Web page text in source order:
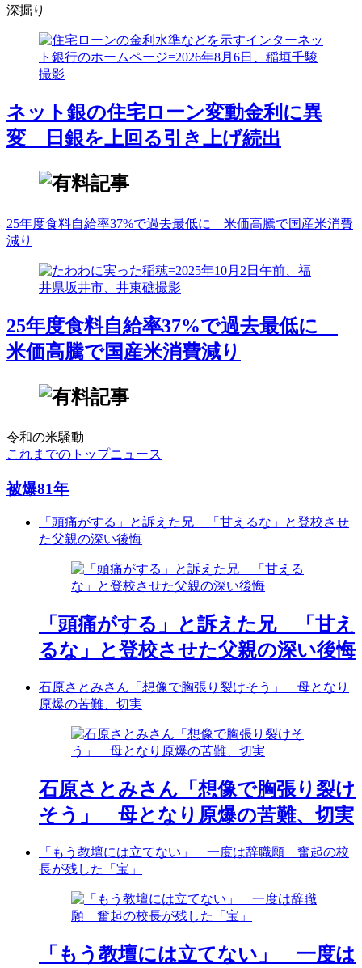
深掘り
ネット銀の住宅ローン変動金利に異
変 日銀を上回る引き上げ続出
25年度食料自給率37%で過去最低に 米価高騰で国産米消費
減り
25年度食料自給率37%で過去最低に
米価高騰で国産米消費減り
令和の米騒動
これまでのトップニュース
被爆81年
「頭痛がする」と訴えた兄 「甘えるな」と登校させ
た父親の深い後悔
「頭痛がする」と訴えた兄 「甘え
るな」と登校させた父親の深い後悔
石原さとみさん「想像で胸張り裂けそう」 母となり
原爆の苦難、切実
石原さとみさん「想像で胸張り裂け
そう」 母となり原爆の苦難、切実
「もう教壇には立てない」 一度は辞職願 奮起の校
長が残した「宝」
「もう教壇には立てない」 一度は